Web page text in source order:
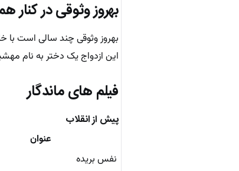
بهروز وثوقی در
بهروز وثوقی چند سالی است با
این ازدواج یک دختر به نام
فیلم های ماندگار
پیش از انقلاب
عنوان
نفس بریده